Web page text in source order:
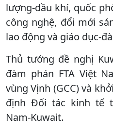
lượng-dầu khí, quốc
công nghệ, đổi mới
lao động và giáo dục-
Thủ tướng đề nghị
đàm phán FTA Việt
vùng Vịnh (GCC) và
định Đối tác kinh tế
Nam-Kuwait.